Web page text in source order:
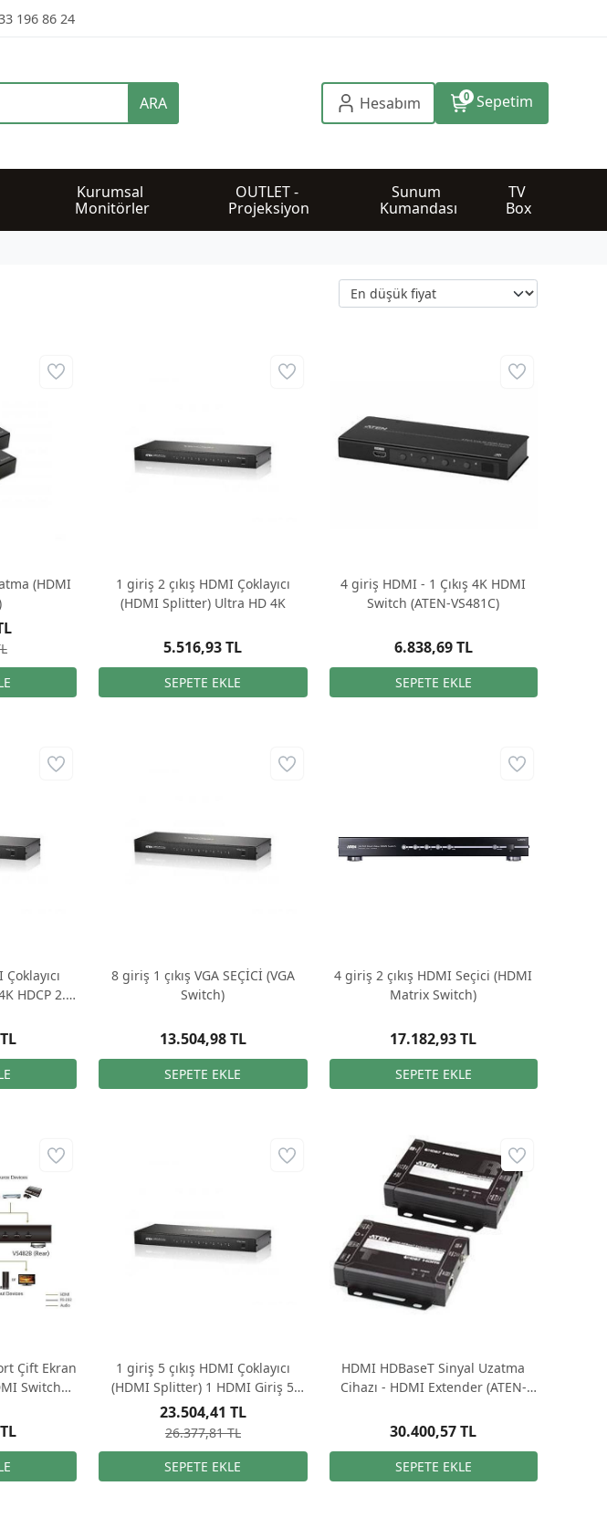
196 86 24
ARA Hesabım 0 Sepetim
Kurumsal
Monitörler
OUTLET -
Projeksiyon
Sunum
Kumandası
TV
Box
(HDMI
1 giriş 2 çıkış HDMI Çoklayıcı
(HDMI Splitter) Ultra HD 4K
5.516,93 TL
4 giriş HDMI - 1 Çıkış 4K HDMI
Switch (ATEN-VS481C)
6.838,69 TL
HDCP 2.2
8 giriş 1 çıkış VGA SEÇİCİ (VGA
Switch)
13.504,98 TL
4 giriş 2 çıkış HDMI Seçici (HDMI
Matrix Switch)
17.182,93 TL
Çift Ekran
Switch
1 giriş 5 çıkış HDMI Çoklayıcı
(HDMI Splitter) 1 HDMI Giriş 5
CAT6 Çıkış
26.377,81 TL
23.504,41 TL
HDMI HDBaseT Sinyal Uzatma
Cihazı - HDMI Extender (ATEN-
30.400,57 TL